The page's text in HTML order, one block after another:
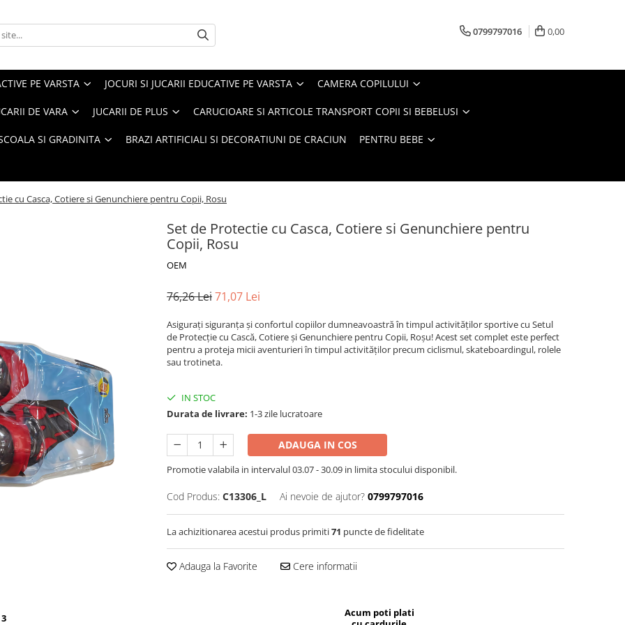
0799797016 0,00
PE VARSTA JOCURI SI JUCARII EDUCATIVE PE VARSTA CAMERA COPILULUI
DE VARA JUCARII DE PLUS CARUCIOARE SI ARTICOLE TRANSPORT COPII SI BEBELUSI
SI GRADINITA BRAZI ARTIFICIALI SI DECORATIUNI DE CRACIUN PENTRU BEBE
cu Casca, Cotiere si Genunchiere pentru Copii, Rosu
Set de Protectie cu Casca, Cotiere si Genunchiere pentru
Copii, Rosu
OEM
76,26 Lei71,07 Lei
Asigurați siguranța și confortul copiilor dumneavoastră în timpul activităților sportive cu Setul
de Protecție cu Cască, Cotiere și Genunchiere pentru Copii, Roșu! Acest set complet este perfect
pentru a proteja micii aventurieri în timpul activităților precum ciclismul, skateboardingul, rolele
sau trotineta.
IN STOC
Durata de livrare: 1-3 zile lucratoare
ADAUGA IN COS
Promotie valabila in intervalul 03.07 - 30.09 in limita stocului disponibil.
Cod Produs: C13306_L Ai nevoie de ajutor? 0799797016
La achizitionarea acestui produs primiti71 puncte de fidelitate
Adauga la Favorite Cere informatii
Acum poti plati